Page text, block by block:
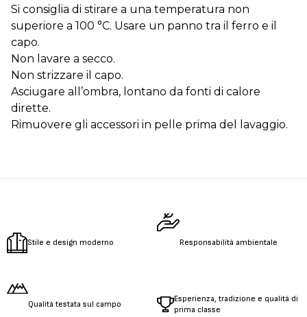
Si consiglia di stirare a una temperatura non
superiore a 100 °C. Usare un panno tra il ferro e il
capo.
Non lavare a secco.
Non strizzare il capo.
Asciugare all’ombra, lontano da fonti di calore
dirette.
Rimuovere gli accessori in pelle prima del lavaggio.
Stile e design moderno Responsabilità ambientale
Qualità testata sul campo
Esperienza, tradizione e qualità di
prima classe